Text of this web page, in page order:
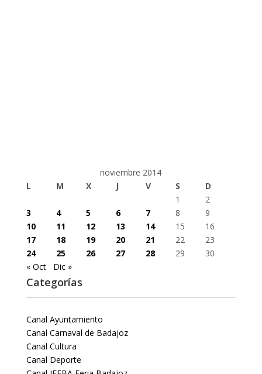
noviembre 2014
L
M X J V S
D
1
2
3
4 5 6 7 8
9
10
11 12 13 14 15
16
17
18 19 20 21 22
23
24
25 26 27 28 29
30
« Oct
Dic »
Categorías
Canal Ayuntamiento
Canal Carnaval de Badajoz
Canal Cultura
Canal Deporte